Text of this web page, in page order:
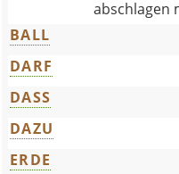
abschlagen
BALL
DARF
DASS
DAZU
ERDE